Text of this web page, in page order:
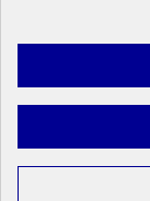
Accessibilité
Sauf mention